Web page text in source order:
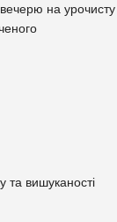
на урочисту
та вишуканості